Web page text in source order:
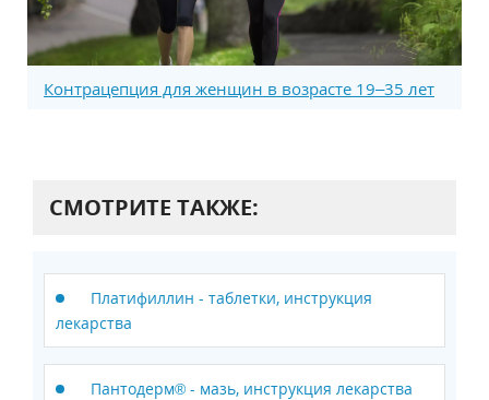
Контрацепция для женщин в возрасте 19–35 лет
СМОТРИТЕ ТАКЖЕ:
Платифиллин - таблетки, инструкция
лекарства
Пантодерм® - мазь, инструкция лекарства